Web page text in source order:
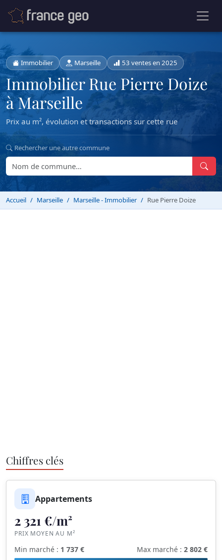
Immobilier Marseille 53 ventes en 2025
Immobilier Rue Pierre Doize
à Marseille
Prix au m², évolution et transactions sur cette rue
Rechercher une autre commune
Accueil Marseille Marseille - Immobilier Rue Pierre Doize
Chiffres clés
Appartements
2 321 €/m²
PRIX MOYEN AU M²
Min marché : 1 737 € Max marché : 2 802 €